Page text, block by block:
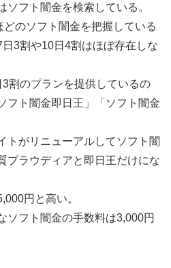
フト闇金を検索している。
のソフト闇金を把握している
3割や10日4割はほぼ存在しな
割のプランを提供しているの
フト闇金即日王」「ソフト闇金
トがリニューアルしてソフト闇
プラウディアと即日王だけにな
円と高い。
ソフト闇金の手数料は3,000円